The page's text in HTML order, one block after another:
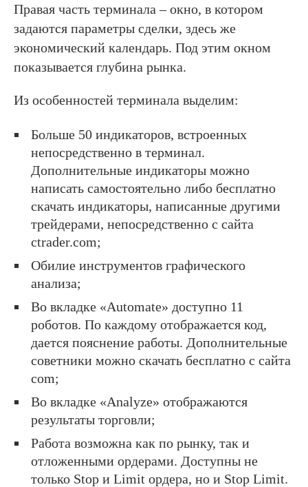
Правая часть терминала – окно, в котором
задаются параметры сделки, здесь же
экономический календарь. Под этим окном
показывается глубина рынка.
Из особенностей терминала выделим:
Больше 50 индикаторов, встроенных
непосредственно в терминал.
Дополнительные индикаторы можно
написать самостоятельно либо бесплатно
скачать индикаторы, написанные другими
трейдерами, непосредственно с сайта
ctrader.com;
Обилие инструментов графического
анализа;
Во вкладке «Automate» доступно 11
роботов. По каждому отображается код,
дается пояснение работы. Дополнительные
советники можно скачать бесплатно с сайта
com;
Во вкладке «Analyze» отображаются
результаты торговли;
Работа возможна как по рынку, так и
отложенными ордерами. Доступны не
только Stop и Limit ордера, но и Stop Limit.